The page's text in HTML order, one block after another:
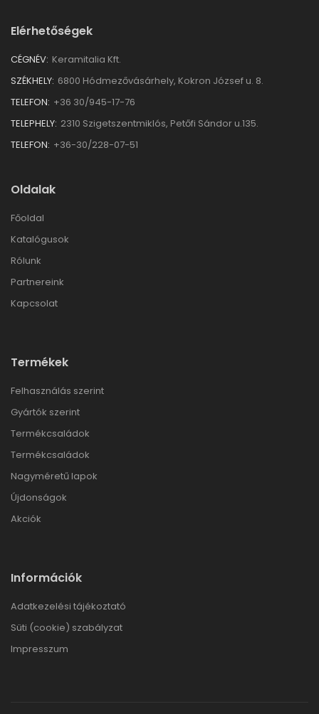
Elérhetőségek
CÉGNÉV: Keramitalia Kft.
SZÉKHELY: 6800 Hódmezővásárhely, Kokron József u. 8.
TELEFON: +36 30/945-17-76
TELEPHELY: 2310 Szigetszentmiklós, Petőfi Sándor u.135.
TELEFON: +36-30/228-07-51
Oldalak
Főoldal
Katalógusok
Rólunk
Partnereink
Kapcsolat
Termékek
Felhasználás szerint
Gyártók szerint
Termékcsaládok
Termékcsaládok
Nagyméretű lapok
Újdonságok
Akciók
Információk
Adatkezelési tájékoztató
Süti (cookie) szabályzat
Impresszum